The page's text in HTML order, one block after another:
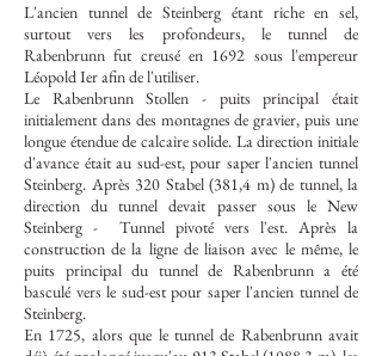
L'ancien tunnel de Steinberg étant riche en sel,
surtout vers les profondeurs, le tunnel de
Rabenbrunn fut creusé en 1692 sous l'empereur
Léopold Ier afin de l'utiliser.
Le Rabenbrunn Stollen - puits principal était
initialement dans des montagnes de gravier, puis une
longue étendue de calcaire solide. La direction initiale
d'avance était au sud-est, pour saper l'ancien tunnel
Steinberg. Après 320 Stabel (381,4 m) de tunnel, la
direction du tunnel devait passer sous le New
Steinberg -
Tunnel pivoté vers l'est. Après la
construction de la ligne de liaison avec le même, le
puits principal du tunnel de Rabenbrunn a été
basculé vers le sud-est pour saper l'ancien tunnel de
Steinberg.
En 1725, alors que le tunnel de Rabenbrunn avait